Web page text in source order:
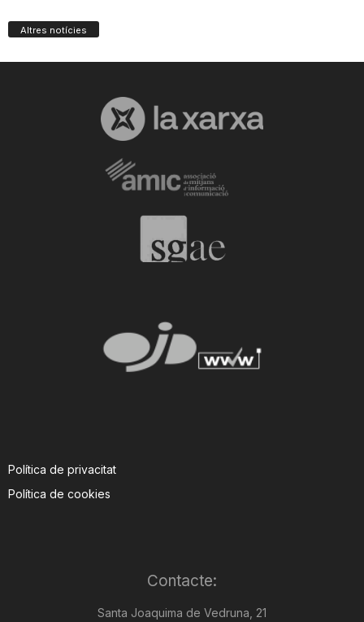
Altres notícies
Política de privacitat
Política de cookies
Contacte:
Santa Joaquima de Vedruna, 21